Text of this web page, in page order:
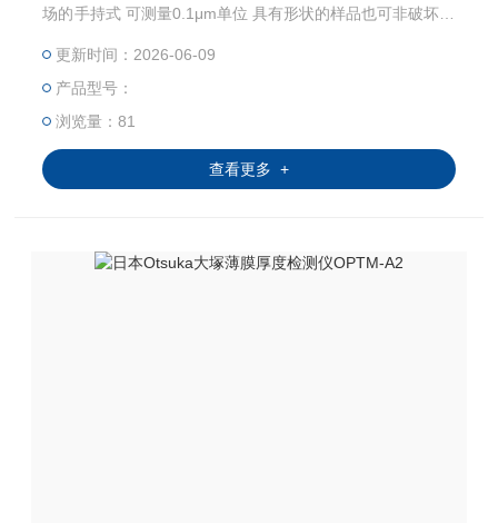
场的手持式 可测量0.1μm单位 具有形状的样品也可非破坏的
更新时间：2026-06-09
产品型号：
浏览量：81
查看更多 +